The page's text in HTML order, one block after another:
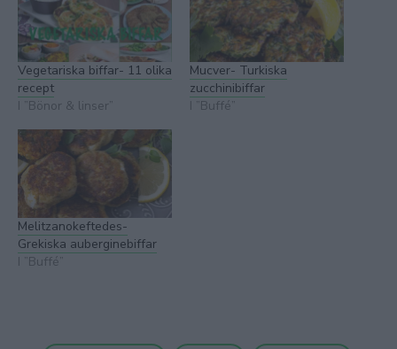
Vegetariska biffar- 11 olika
recept
I ”Bönor & linser”
Mucver- Turkiska
zucchinibiffar
I ”Buffé”
Melitzanokeftedes-
Grekiska auberginebiffar
I ”Buffé”